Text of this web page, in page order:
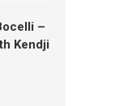
–
Kendji